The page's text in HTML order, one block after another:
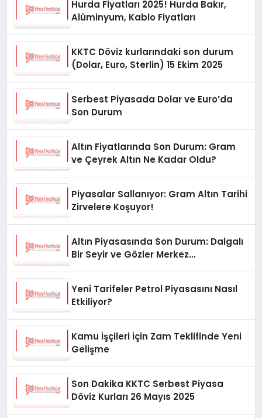
Hurda Fiyatları 2025! Hurda Bakır,
Alüminyum, Kablo Fiyatları
KKTC Döviz kurlarındaki son durum
(Dolar, Euro, Sterlin) 15 Ekim 2025
Serbest Piyasada Dolar ve Euro’da
Son Durum
Altın Fiyatlarında Son Durum: Gram
ve Çeyrek Altın Ne Kadar Oldu?
Piyasalar Sallanıyor: Gram Altın Tarihi
Zirvelere Koşuyor!
Altın Piyasasında Son Durum: Dalgalı
Bir Seyir ve Gözler Merkez
Yeni Tarifeler Petrol Piyasasını Nasıl
Etkiliyor?
Kamu İşçileri İçin Zam Teklifinde Yeni
Gelişme
Son Dakika KKTC Serbest Piyasa
Döviz Kurları 26 Mayıs 2025